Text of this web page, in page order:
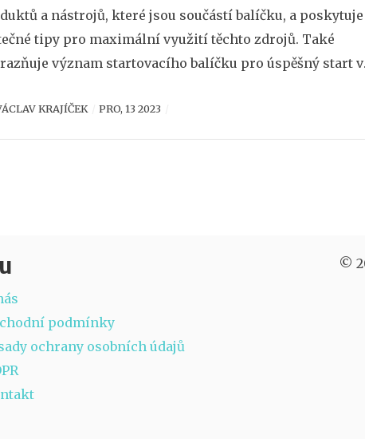
a nástrojů, které jsou součástí balíčku, a poskytuje
tipy pro maximální využití těchto zdrojů. Také
význam startovacího balíčku pro úspěšný start v
KRAJÍČEK PRO, 13 2023
podmínky
ochrany osobních údajů
©